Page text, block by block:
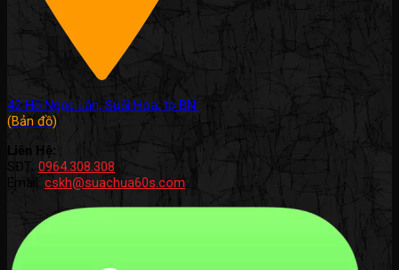
42 Hồ Ngọc Lân, Suối Hoa, tp BN.
(Bản đồ)
Liên Hệ:
SĐT: 0964.308.308
Email: cskh@suachua60s.com